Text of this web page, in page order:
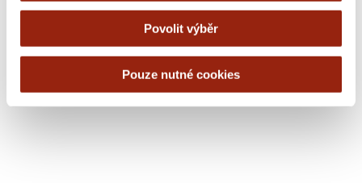
Povolit výběr
Pouze nutné cookies